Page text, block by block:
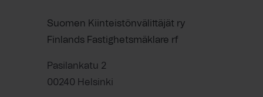
Suomen Kiinteistönvälittäjät ry
Finlands Fastighetsmäklare rf
Pasilankatu 2
00240 Helsinki